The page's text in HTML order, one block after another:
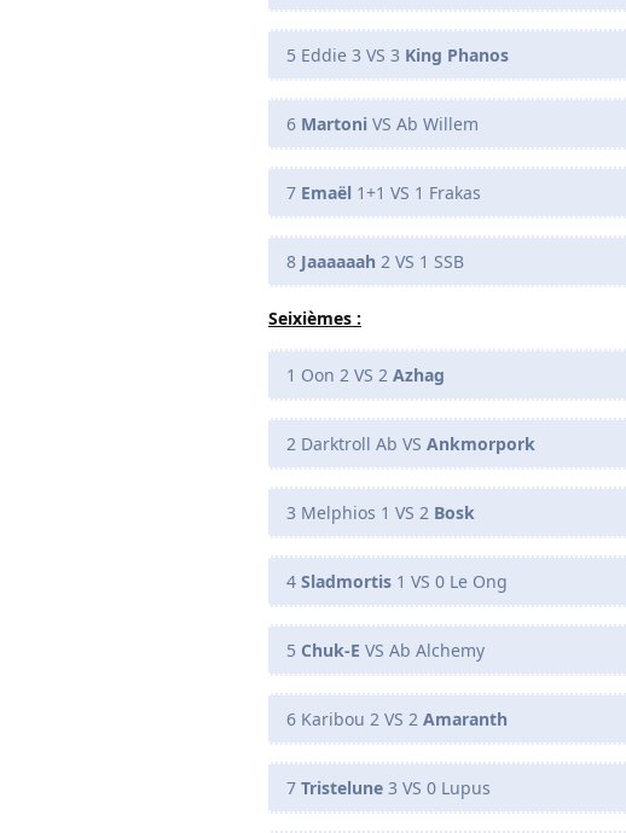
5 Eddie 3 VS 3 King Phanos
6 Martoni VS Ab Willem
7 Emaël 1+1 VS 1 Frakas
8 Jaaaaaah 2 VS 1 SSB
Seixièmes :
1 Oon 2 VS 2 Azhag
2 Darktroll Ab VS Ankmorpork
3 Melphios 1 VS 2 Bosk
4 Sladmortis 1 VS 0 Le Ong
5 Chuk-E VS Ab Alchemy
6 Karibou 2 VS 2 Amaranth
7 Tristelune 3 VS 0 Lupus